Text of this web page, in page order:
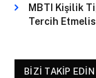
MBTI Kişilik
Tercih
BIZI TAKIP EDIN